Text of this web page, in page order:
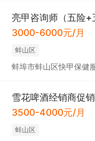
亮甲咨询师（五险+
3000-6000元/月
蚌山区
蚌埠市蚌山区快甲保健
雪花啤酒经销商促
3500-4000元/月
蚌山区